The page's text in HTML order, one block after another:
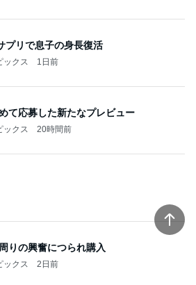
プリで息子の身長復活
ックス 1日前
て応募した新たなプレビュー
ックス 20時間前
た方が好まれるエアライン
ックス 1日前